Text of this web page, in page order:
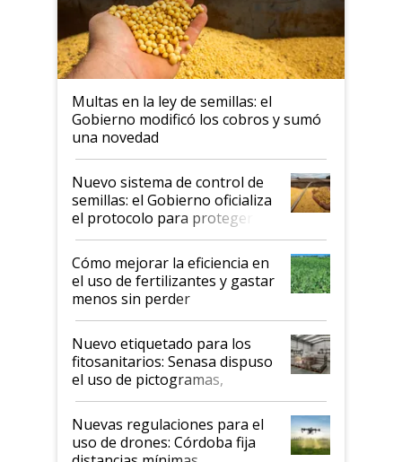
Multas en la ley de semillas: el
Gobierno modificó los cobros y sumó
una novedad
Nuevo sistema de control de
semillas: el Gobierno oficializa
el protocolo para proteger la
propiedad intelectual
Cómo mejorar la eficiencia en
el uso de fertilizantes y gastar
menos sin perder
productividad en la campaña
fina
Nuevo etiquetado para los
fitosanitarios: Senasa dispuso
el uso de pictogramas,
palabras de advertencia e
indicaciones
Nuevas regulaciones para el
uso de drones: Córdoba fija